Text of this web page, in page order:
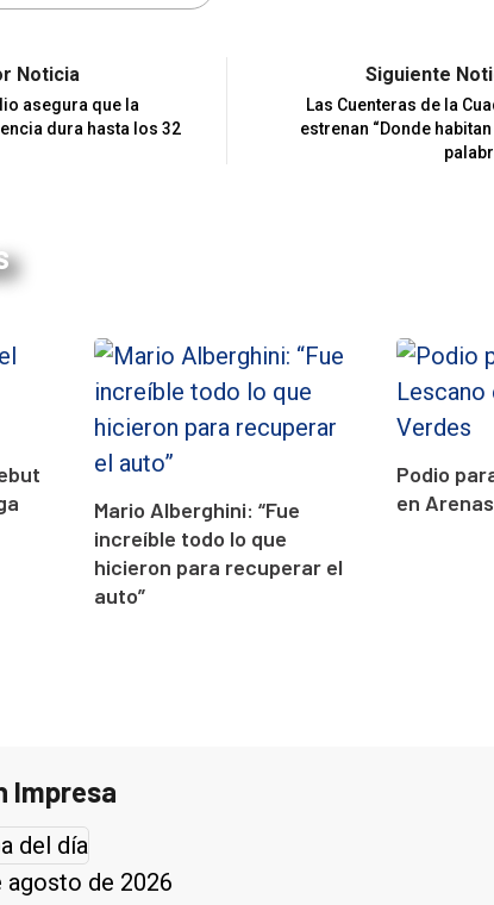
Noticia
asegura que la
dura hasta los 32
Siguiente
Las Cuenteras de la
estrenan “Donde
Mario Alberghini: “Fue
increíble todo lo que
hicieron para recuperar el
auto”
Podio
en
Impresa
agosto de 2026